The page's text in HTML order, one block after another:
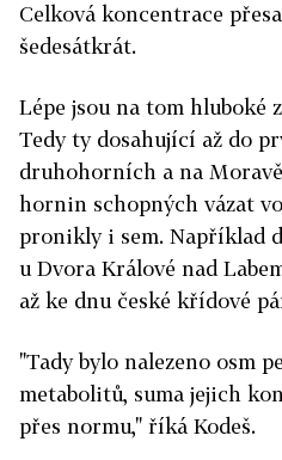
Celková koncentrace
šedesátkrát.
Lépe jsou na tom hluboké
Tedy ty dosahující až do
druhohorních a na
hornin schopných vázat
pronikly i sem. Například
u Dvora Králové nad
až ke dnu české křídové
"Tady bylo nalezeno osm
metabolitů, suma jejich
přes normu," říká Kodeš.